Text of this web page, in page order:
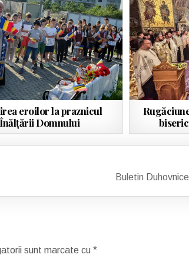
eroilor la praznicul
Înălţării Domnului
Buletin
sunt marcate cu*